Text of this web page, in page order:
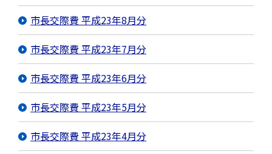
市長交際費 平成23年8月分
市長交際費 平成23年7月分
市長交際費 平成23年6月分
市長交際費 平成23年5月分
市長交際費 平成23年4月分